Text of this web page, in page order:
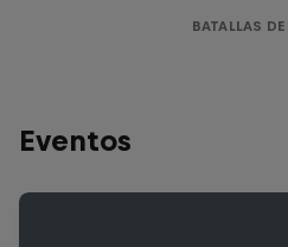
BATALLAS DE
Eventos